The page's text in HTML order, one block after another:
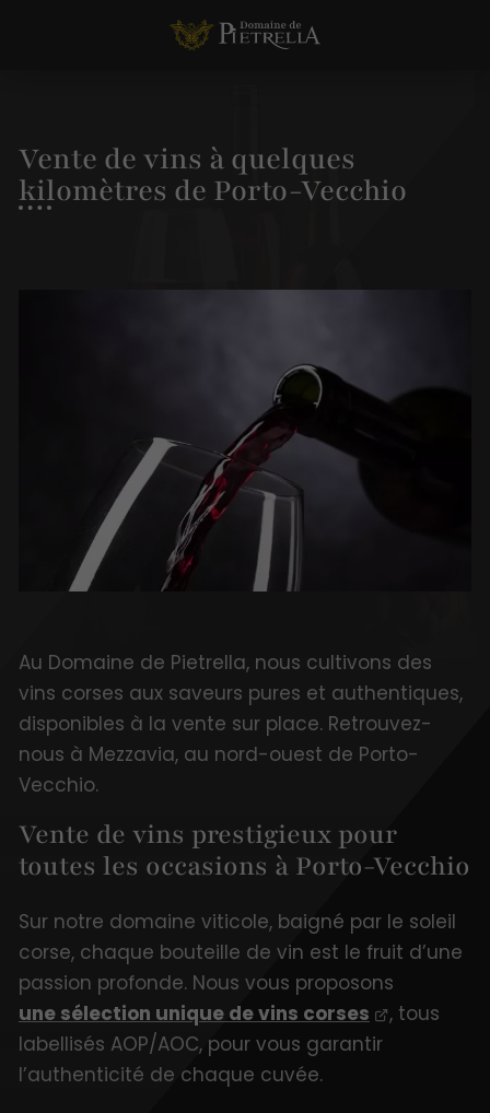
Vente de vins à quelques
kilomètres de Porto-Vecchio
Au Domaine de Pietrella, nous cultivons des
vins corses aux saveurs pures et authentiques,
disponibles à la vente sur place. Retrouvez-
nous à Mezzavia, au nord-ouest de Porto-
Vecchio.
Vente de vins prestigieux pour
toutes les occasions à Porto-Vecchio
Sur notre domaine viticole, baigné par le soleil
corse, chaque bouteille de vin est le fruit d’une
passion profonde. Nous vous proposons
une sélection unique de vins corses
, tous
labellisés AOP/AOC, pour vous garantir
l’authenticité de chaque cuvée.